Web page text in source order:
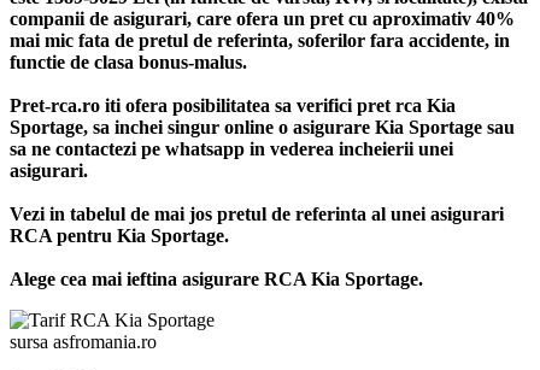
companii de asigurari, care ofera un pret cu aproximativ 40%
mai mic fata de pretul de referinta, soferilor fara accidente, in
functie de clasa bonus-malus.
Pret-rca.ro iti ofera posibilitatea sa verifici pret rca Kia
Sportage, sa inchei singur online o asigurare Kia Sportage sau
sa ne contactezi pe whatsapp in vederea incheierii unei
asigurari.
Vezi in tabelul de mai jos pretul de referinta al unei asigurari
RCA pentru Kia Sportage.
Alege cea mai ieftina asigurare RCA Kia Sportage.
sursa asfromania.ro